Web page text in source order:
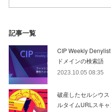
記事一覧
CIP Weekly
ドメインの検索語
2023.10.05 08:35
破産したセルシウ
ルタイムURLスキ